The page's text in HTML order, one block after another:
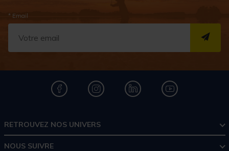
* Email
RETROUVEZ NOS UNIVERS
NOUS SUIVRE